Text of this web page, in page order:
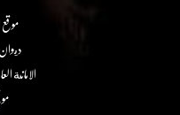
الامانة